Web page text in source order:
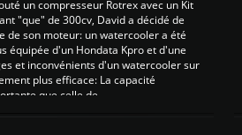
un compresseur Rotrex avec un Kit
"que" de 300cv, David a décidé de
de son moteur: un watercooler a été
équipée d'un Hondata Kpro et d'une
et inconvénients d'un watercooler sur
plus efficace: La capacité
que celle de ...